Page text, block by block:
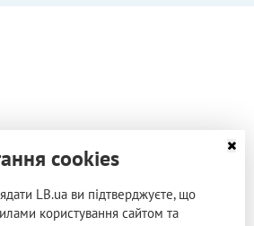
cookies
LB.ua ви підтверджуєте, що
користування сайтом та